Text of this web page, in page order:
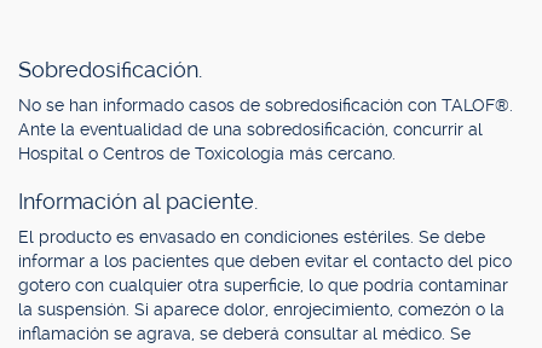
Sobredosificación.
No se han informado casos de sobredosificación con TALOF®.
Ante la eventualidad de una sobredosificación, concurrir al
Hospital o Centros de Toxicología más cercano.
Información al paciente.
El producto es envasado en condiciones estériles. Se debe
informar a los pacientes que deben evitar el contacto del pico
gotero con cualquier otra superficie, lo que podría contaminar
la suspensión. Si aparece dolor, enrojecimiento, comezón o la
inflamación se agrava, se deberá consultar al médico. Se